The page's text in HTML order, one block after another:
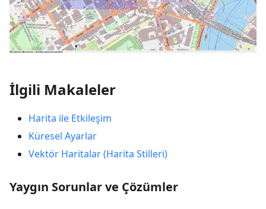
İlgili Makaleler
Harita ile Etkileşim
Küresel Ayarlar
Vektör Haritalar (Harita Stilleri)
Yaygın Sorunlar ve Çözümler